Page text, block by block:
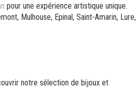
pour une expérience artistique unique.
Mulhouse, Epinal, Saint-Amarin, Lure,
notre sélection de bijoux et